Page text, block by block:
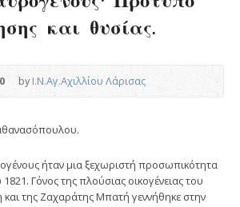
και θυσίας.
byΙ.Ν.Αγ.Αχιλλίου Λάρισας
ήταν μια ξεχωριστή προσωπικότητα
Γόνος της πλούσιας οικογένειας του
της Ζαχαράτης Μπατή γεννήθηκε στην